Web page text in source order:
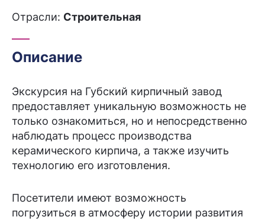
Отрасли: Строительная
Описание
Экскурсия на Губский кирпичный завод
предоставляет уникальную возможность не
только ознакомиться, но и непосредственно
наблюдать процесс производства
керамического кирпича, а также изучить
технологию его изготовления.
Посетители имеют возможность
погрузиться в атмосферу истории развития